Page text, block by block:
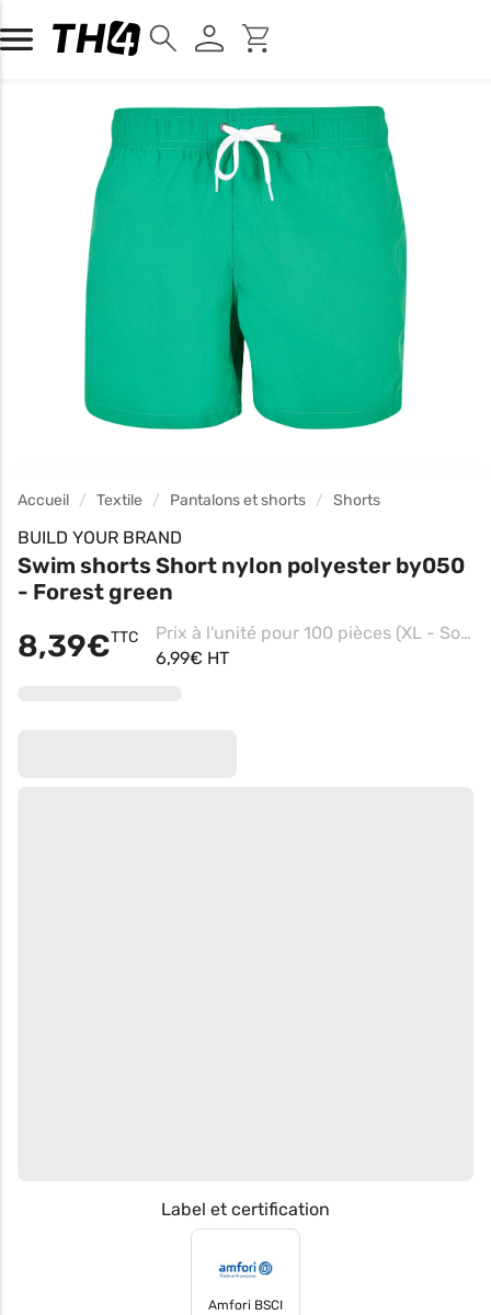
Accueil Textile Pantalons et shorts Shorts
BUILD YOUR BRAND
Swim shorts Short nylon polyester by050
- Forest green
8,39€TTC
Prix à l'unité pour 100 pièces (XL - Soft Yellow)
6,99€ HT
Label et certification
Amfori BSCI